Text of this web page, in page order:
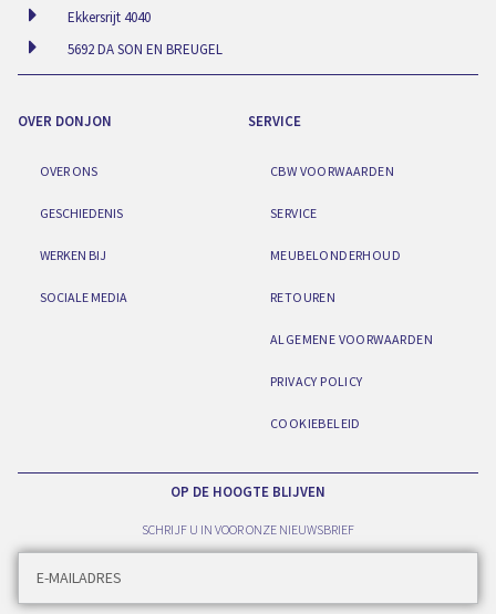
Ekkersrijt 4040
5692 DA SON EN BREUGEL
OVER DONJON
OVER ONS
GESCHIEDENIS
WERKEN BIJ
SOCIALE MEDIA
SERVICE
CBW VOORWAARDEN
SERVICE
MEUBELONDERHOUD
RETOUREN
ALGEMENE VOORWAARDEN
PRIVACY POLICY
COOKIEBELEID
OP DE HOOGTE BLIJVEN
SCHRIJF U IN VOOR ONZE NIEUWSBRIEF